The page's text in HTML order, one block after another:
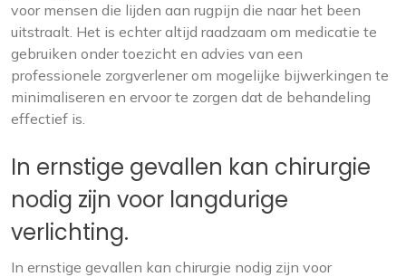
voor mensen die lijden aan rugpijn die naar het been
uitstraalt. Het is echter altijd raadzaam om medicatie te
gebruiken onder toezicht en advies van een
professionele zorgverlener om mogelijke bijwerkingen te
minimaliseren en ervoor te zorgen dat de behandeling
effectief is.
In ernstige gevallen kan chirurgie
nodig zijn voor langdurige
verlichting.
In ernstige gevallen kan chirurgie nodig zijn voor